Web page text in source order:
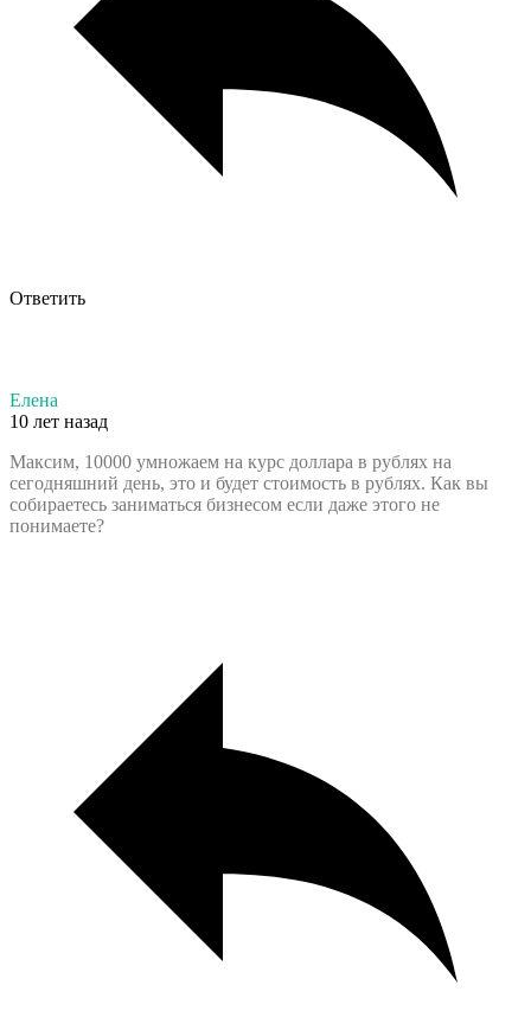
Ответить
Елена
10 лет назад
Максим, 10000 умножаем на курс доллара в рублях на
сегодняшний день, это и будет стоимость в рублях. Как вы
собираетесь заниматься бизнесом если даже этого не
понимаете?